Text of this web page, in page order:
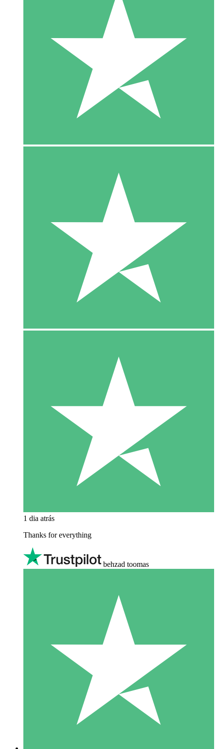
1 dia atrás
Thanks for everything
behzad toomas